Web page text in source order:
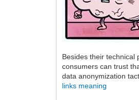
Besides their technical
consumers can trust
data anonymization
links meaning